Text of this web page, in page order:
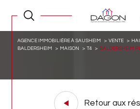
AGENCE IMMOBILIÈRE À SAUSHEIM VENTE
BALDERSHEIM
MAISON T4 BALDERSHEIM
Retour aux